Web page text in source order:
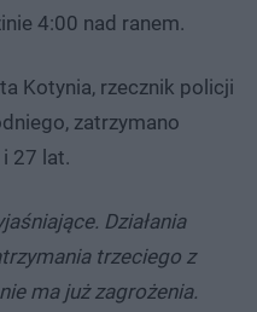
4:00 nad ranem.
Kotynia, rzecznik policji
zatrzymano
27 lat.
Działania
trzeciego z
ma już zagrożenia.